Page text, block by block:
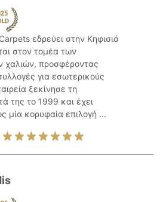
εδρεύει στην Κηφισιά
στον τομέα των
χαλιών, προσφέροντας
για εσωτερικούς
ξεκίνησε τη
της το 1999 και έχει
μία κορυφαία επιλογή ...